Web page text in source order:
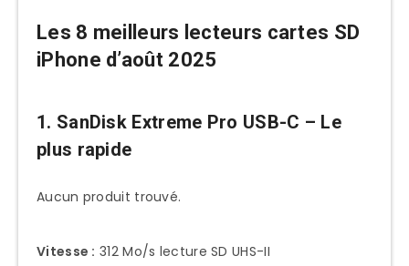
L’ergonomique
professionnel
complet
qualité/prix
Les 8 meilleurs lecteurs cartes SD
iPhone d’août 2025
1. SanDisk Extreme Pro USB-C – Le
plus rapide
Aucun produit trouvé.
Vitesse : 312 Mo/s lecture SD UHS-II